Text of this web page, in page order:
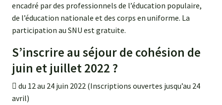
encadré par des professionnels de l’éducation populaire,
de l’éducation nationale et des corps en uniforme. La
participation au SNU est gratuite.
S’inscrire au séjour de cohésion de
juin et juillet 2022 ?
 du 12 au 24 juin 2022 (Inscriptions ouvertes jusqu’au 24
avril)